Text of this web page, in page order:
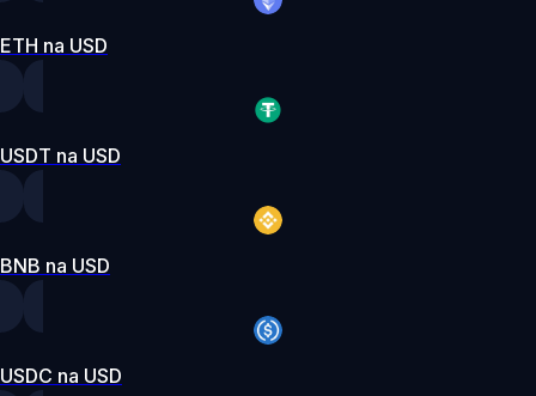
ETH na USD
USDT na USD
BNB na USD
USDC na USD